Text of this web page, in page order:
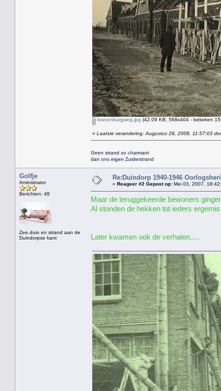
kranenburgweg.jpg (42.09 KB, 568x404 - bekeken
« Laatste verandering: Augustus 28, 2008, 11:57:03
Geen strand zo charmant
dan ons eigen Zuiderstrand
Golfje
Aministrator
Berichten: 48
Zee,duin en strand aan de
Duindorpse kant
Re:Duindorp 1940-1946
« Reageer #2 Gepost op: Mei 03, 2007,
Maar de teruggekeerde bewoners
Al stonden de hekken tot ieders
Later kwamen ook de verhalen.....